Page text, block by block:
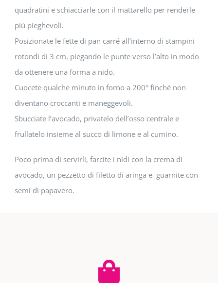
quadratini e schiacciarle con il mattarello per renderle
più pieghevoli.
Posizionate le fette di pan carré all’interno di stampini
rotondi di 3 cm, piegando le punte verso l’alto in modo
da ottenere una forma a nido.
Cuocete qualche minuto in forno a 200° finché non
diventano croccanti e maneggevoli.
Sbucciate l’avocado, privatelo dell’osso centrale e
frullatelo insieme al succo di limone e al cumino.
Poco prima di servirli, farcite i nidi con la crema di
avocado, un pezzetto di filetto di aringa e guarnite con
semi di papavero.